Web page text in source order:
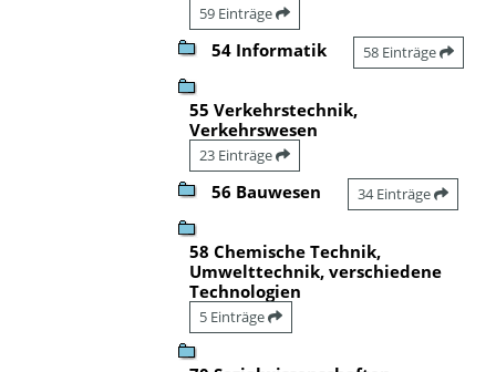
59 Einträge
54 Informatik 58 Einträge
55 Verkehrstechnik,
Verkehrswesen
23 Einträge
56 Bauwesen 34 Einträge
58 Chemische Technik,
Umwelttechnik, verschiedene
Technologien
5 Einträge